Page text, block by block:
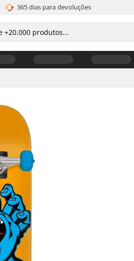
365 dias para devoluções